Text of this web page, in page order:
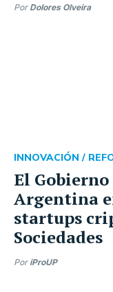
Por Dolores Olveira
El
Argentina
startups
Sociedades
INNOVACIÓN /
Por iProUP